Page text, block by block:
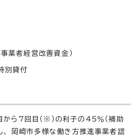
業者経営改善資金）
別貸付
ら7回目（※）の利子の45％（補助
、 岡崎市多様な働き方推進事業者認